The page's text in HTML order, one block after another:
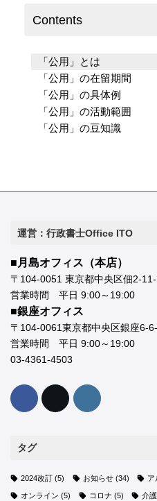
Contents
「公用」とは
「公用」の在留期間
「公用」の具体例
「公用」の活動範囲
「公用」の豆知識
運営：行政書士Office ITO
■月島オフィス（本店）
〒104-0051 東京都中央区佃2-
営業時間 平日 9:00～19:00
■銀座オフィス
〒104-0061東京都中央区銀座6-
営業時間 平日 9:00～19:00
03-4361-4503
タグ
2024改訂 (5) お知らせ(34) ア
オンライン (5) コロナ (5) 介護